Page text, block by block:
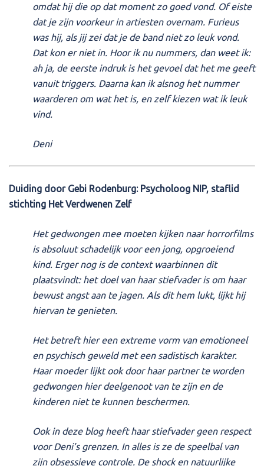
omdat hij die op dat moment zo goed vond. Of eiste
dat je zijn voorkeur in artiesten overnam. Furieus
was hij, als jij zei dat je de band niet zo leuk vond.
Dat kon er niet in. Hoor ik nu nummers, dan weet ik:
ah ja, de eerste indruk is het gevoel dat het me geeft
vanuit triggers. Daarna kan ik alsnog het nummer
waarderen om wat het is, en zelf kiezen wat ik leuk
vind.
Deni
Duiding door Gebi Rodenburg: Psycholoog NIP, staflid
stichting Het Verdwenen Zelf
Het gedwongen mee moeten kijken naar horrorfilms
is absoluut schadelijk voor een jong, opgroeiend
kind. Erger nog is de context waarbinnen dit
plaatsvindt: het doel van haar stiefvader is om haar
bewust angst aan te jagen. Als dit hem lukt, lijkt hij
hiervan te genieten.
Het betreft hier een extreme vorm van emotioneel
en psychisch geweld met een sadistisch karakter.
Haar moeder lijkt ook door haar partner te worden
gedwongen hier deelgenoot van te zijn en de
kinderen niet te kunnen beschermen.
Ook in deze blog heeft haar stiefvader geen respect
voor Deni’s grenzen. In alles is ze de speelbal van
zijn obsessieve controle. De shock en natuurlijke